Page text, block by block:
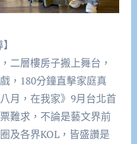
二層樓房子搬上舞台，
，180分鐘直擊家庭真
月，在我家》9月台北首
難求，不論是藝文界前
及各界KOL，皆盛讚是